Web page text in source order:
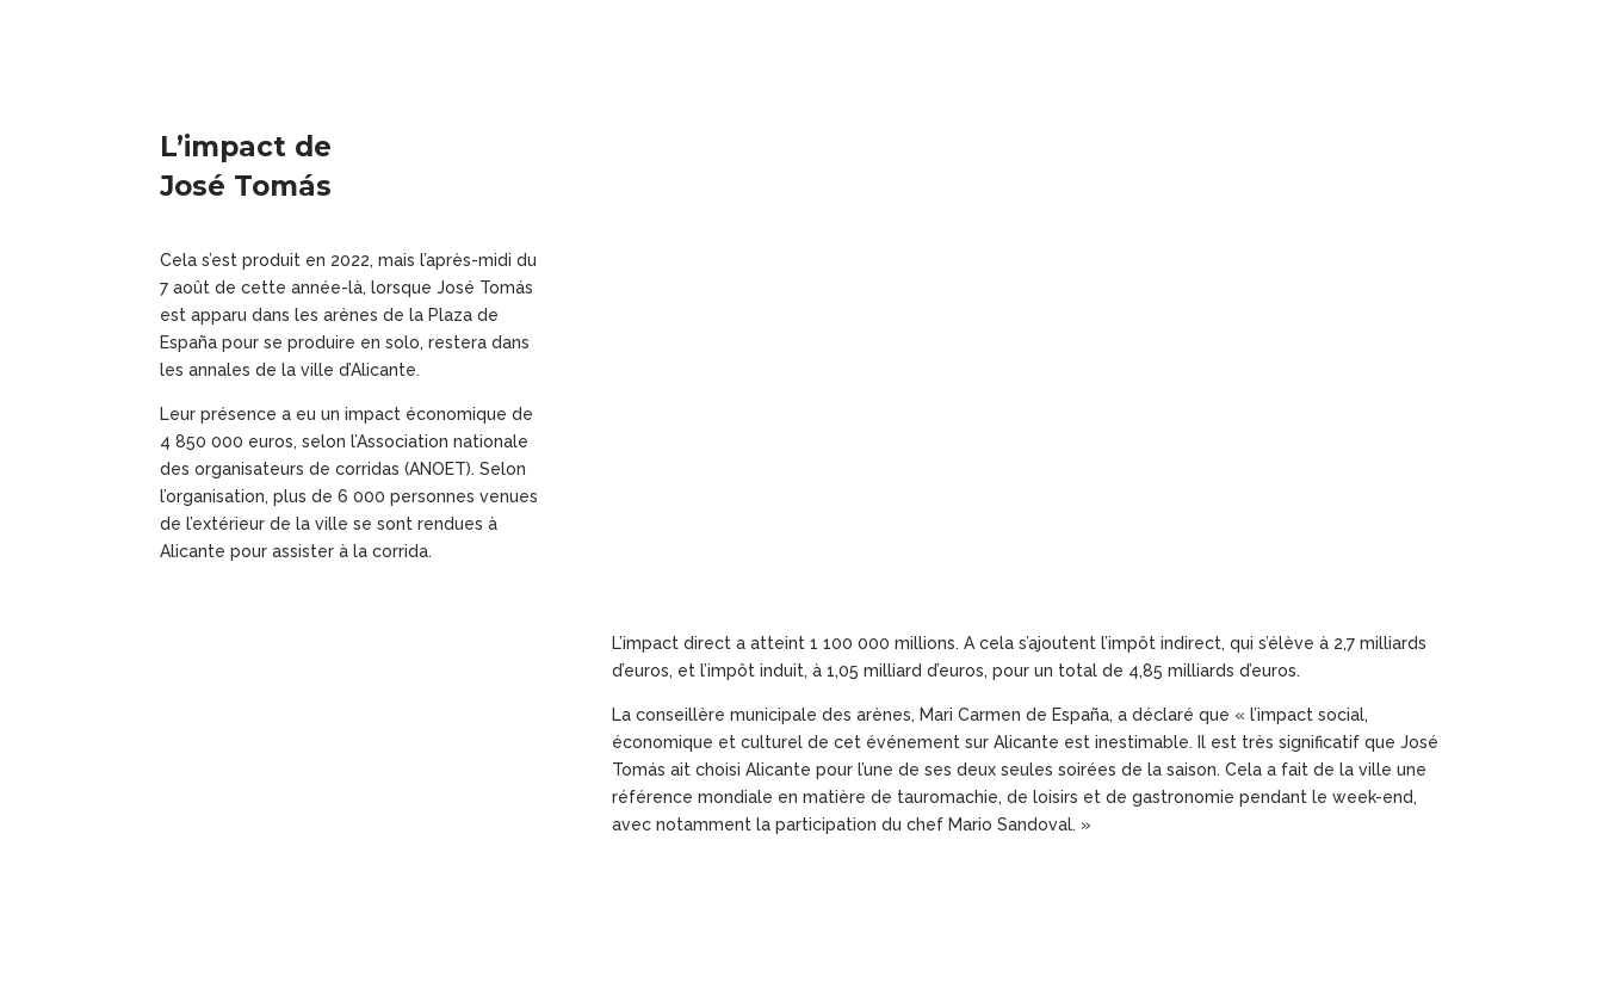
L’impact de
José Tomás
Cela s’est produit en 2022, mais l’après-midi du
7 août de cette année-là, lorsque José Tomás
est apparu dans les arènes de la Plaza de
España pour se produire en solo, restera dans
les annales de la ville d’Alicante.
Leur présence a eu un impact économique de
4 850 000 euros, selon l’Association nationale
des organisateurs de corridas (ANOET). Selon
l’organisation, plus de 6 000 personnes venues
de l’extérieur de la ville se sont rendues à
Alicante pour assister à la corrida.
L’impact direct a atteint 1 100 000 millions. A cela s’ajoutent l’impôt indirect, qui s’élève à 2,7 milliards
d’euros, et l’impôt induit, à 1,05 milliard d’euros, pour un total de 4,85 milliards d’euros.
La conseillère municipale des arènes, Mari Carmen de España, a déclaré que « l’impact social,
économique et culturel de cet événement sur Alicante est inestimable. Il est très significatif que José
Tomás ait choisi Alicante pour l’une de ses deux seules soirées de la saison. Cela a fait de la ville une
référence mondiale en matière de tauromachie, de loisirs et de gastronomie pendant le week-end,
avec notamment la participation du chef Mario Sandoval. »